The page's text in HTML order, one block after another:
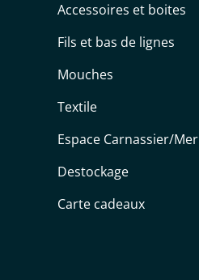
Accessoires et boites
Fils et bas de lignes
Mouches
Textile
Espace Carnassier/Mer
Destockage
Carte cadeaux